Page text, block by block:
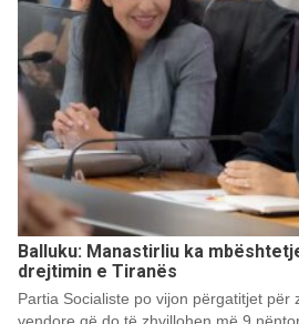
Balluku: Manastirliu ka
drejtimin e Tiranës
Partia Socialiste po vijon përgatitjet për